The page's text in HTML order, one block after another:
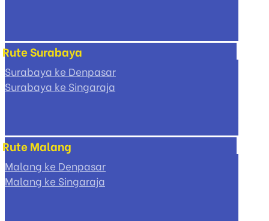
Rute Surabaya
Surabaya ke Denpasar
Surabaya ke Singaraja
Rute Malang
Malang ke Denpasar
Malang ke Singaraja